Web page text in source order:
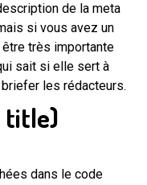
de la meta
si vous avez un
très importante
sait si elle sert à
les rédacteurs.
title)
dans le code